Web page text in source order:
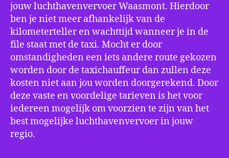
jouw luchthavenvervoer Waasmont. Hierdoor
ben je niet meer afhankelijk van de
kilometerteller en wachttijd wanneer je in de
file staat met de taxi. Mocht er door
omstandigheden een iets andere route gekozen
worden door de taxichauffeur dan zullen deze
kosten niet aan jou worden doorgerekend. Door
deze vaste en voordelige tarieven is het voor
iedereen mogelijk om voorzien te zijn van het
best mogelijke luchthavenvervoer in jouw
regio.